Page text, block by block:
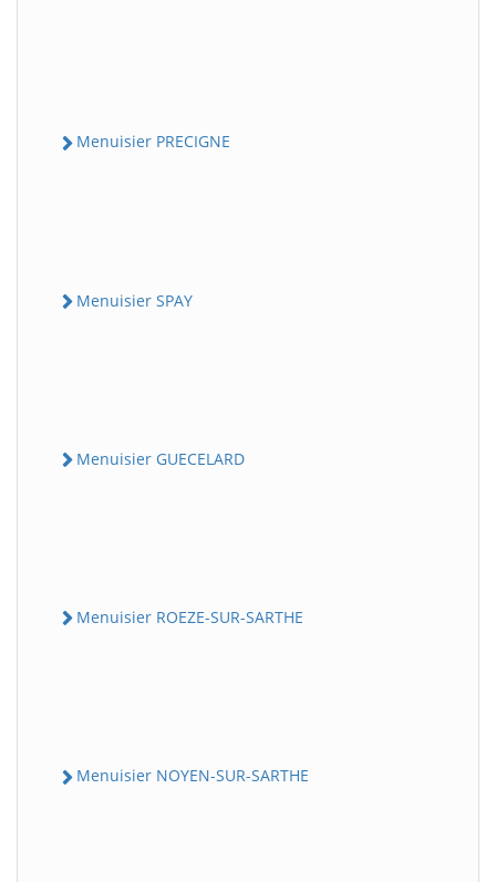
Menuisier PRECIGNE
Menuisier SPAY
Menuisier GUECELARD
Menuisier ROEZE-SUR-SARTHE
Menuisier NOYEN-SUR-SARTHE